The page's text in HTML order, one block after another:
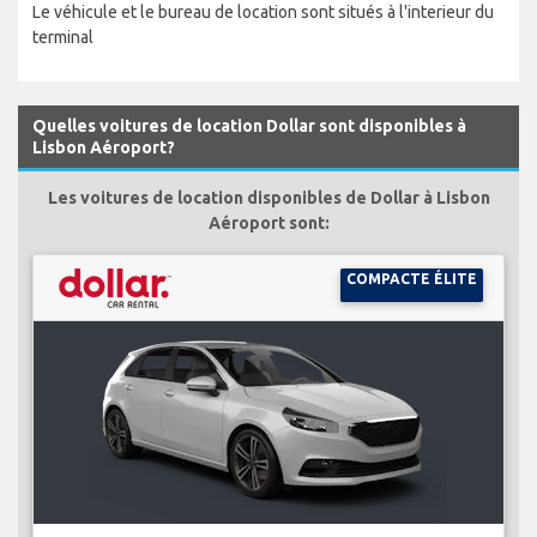
Le véhicule et le bureau de location sont situés à l'interieur du
terminal
Quelles voitures de location Dollar sont disponibles à
Lisbon Aéroport?
Les voitures de location disponibles de Dollar à Lisbon
Aéroport sont:
COMPACTE ÉLITE